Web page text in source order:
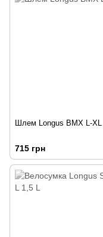
Шлем Longus BMX L-XL
715 грн